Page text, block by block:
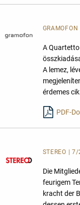
A
A lemez,
érdemes
PDF-
STEREO |
Die
feurigem
kracht der